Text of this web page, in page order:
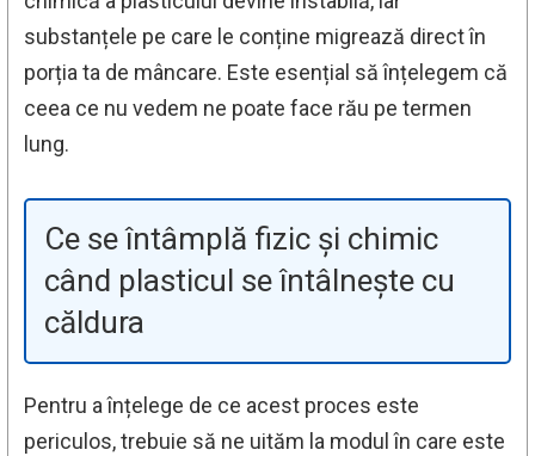
substanțele pe care le conține migrează direct în
porția ta de mâncare. Este esențial să înțelegem că
ceea ce nu vedem ne poate face rău pe termen
lung.
Ce se întâmplă fizic și chimic
când plasticul se întâlnește cu
căldura
Pentru a înțelege de ce acest proces este
periculos, trebuie să ne uităm la modul în care este